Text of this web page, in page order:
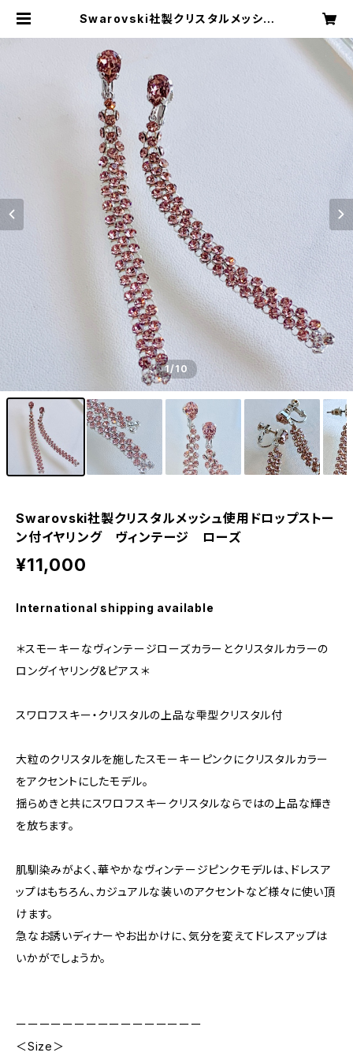
Swarovski社製クリスタルメッシュ
1/10
Swarovski社製クリスタルメッシュ使用ドロップストー
ン付イヤリング ヴィンテージ ローズ
¥11,000
International shipping available
＊スモーキーなヴィンテージローズカラーとクリスタルカラーの
ロングイヤリング&ピアス＊
スワロフスキー・クリスタルの上品な雫型クリスタル付
大粒のクリスタルを施したスモーキーピンクにクリスタルカラー
をアクセントにしたモデル。
揺らめきと共にスワロフスキークリスタルならではの上品な輝き
を放ちます。
肌馴染みがよく、華やかなヴィンテージピンクモデルは、ドレスア
ップはもちろん、カジュアルな装いのアクセントなど様々に使い頂
けます。
急なお誘いディナーやお出かけに、気分を変えてドレスアップは
いかがでしょうか。
ーーーーーーーーーーーーーーーー
＜Size＞